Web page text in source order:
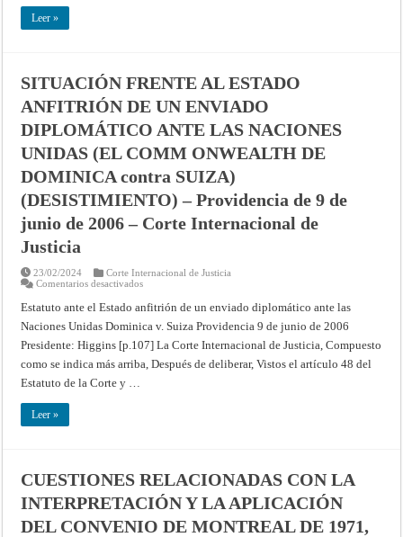
de
2010
–
Corte
Internacional
de
Leer »
SITUACIÓN FRENTE AL ESTADO
ANFITRIÓN DE UN ENVIADO
DIPLOMÁTICO ANTE LAS NACIONES
UNIDAS (EL COMM ONWEALTH DE
DOMINICA contra SUIZA)
(DESISTIMIENTO) – Providencia de 9 de
junio de 2006 – Corte Internacional de
Justicia
23/02/2024
Corte Internacional de Justicia
Comentarios desactivadosen
FRENTE
AL
ESTADO
DE
UN
ENVIADO
DOMINICA
contra
SUIZA)
(DESISTIMIENTO)
–
Providencia
Estatuto ante el Estado anfitrión de un enviado diplomático ante las
Naciones Unidas Dominica v. Suiza Providencia 9 de junio de 2006
Presidente: Higgins [p.107] La Corte Internacional de Justicia, Compuesto
como se indica más arriba, Después de deliberar, Vistos el artículo 48 del
Estatuto de la Corte y …
Leer »
CUESTIONES RELACIONADAS CON LA
INTERPRETACIÓN Y LA APLICACIÓN
DEL CONVENIO DE MONTREAL DE 1971,